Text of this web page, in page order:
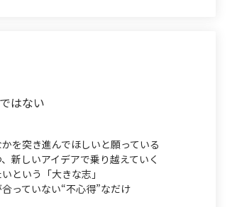
はない
を突き進んでほしいと願っている
新しいアイデアで乗り越えていく
という「大きな志」
っていない“不心得”なだけ